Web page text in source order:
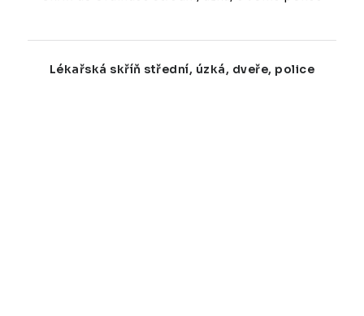
Lékařská skříň střední, úzká, dveře, police